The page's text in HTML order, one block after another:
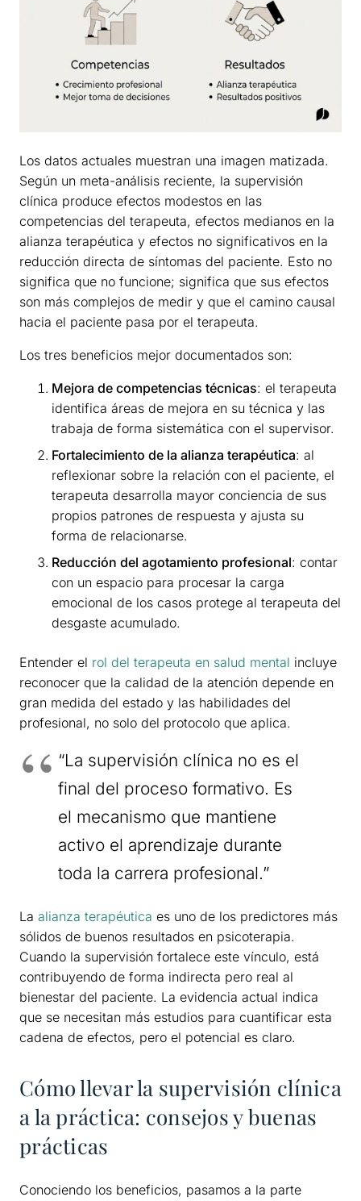
Los datos actuales muestran una imagen matizada.
Según un meta-análisis reciente, la supervisión
clínica produce efectos modestos en las
competencias del terapeuta, efectos medianos en la
alianza terapéutica y efectos no significativos en la
reducción directa de síntomas del paciente. Esto no
significa que no funcione; significa que sus efectos
son más complejos de medir y que el camino causal
hacia el paciente pasa por el terapeuta.
Los tres beneficios mejor documentados son:
Mejora de competencias técnicas: el terapeuta
identifica áreas de mejora en su técnica y las
trabaja de forma sistemática con el supervisor.
Fortalecimiento de la alianza terapéutica: al
reflexionar sobre la relación con el paciente, el
terapeuta desarrolla mayor conciencia de sus
propios patrones de respuesta y ajusta su
forma de relacionarse.
Reducción del agotamiento profesional: contar
con un espacio para procesar la carga
emocional de los casos protege al terapeuta del
desgaste acumulado.
Entender el rol del terapeuta en salud mental incluye
reconocer que la calidad de la atención depende en
gran medida del estado y las habilidades del
profesional, no solo del protocolo que aplica.
“La supervisión clínica no es el
final del proceso formativo. Es
el mecanismo que mantiene
activo el aprendizaje durante
toda la carrera profesional.”
La alianza terapéutica es uno de los predictores más
sólidos de buenos resultados en psicoterapia.
Cuando la supervisión fortalece este vínculo, está
contribuyendo de forma indirecta pero real al
bienestar del paciente. La evidencia actual indica
que se necesitan más estudios para cuantificar esta
cadena de efectos, pero el potencial es claro.
Cómo llevar la supervisión clínica
a la práctica: consejos y buenas
prácticas
Conociendo los beneficios, pasamos a la parte